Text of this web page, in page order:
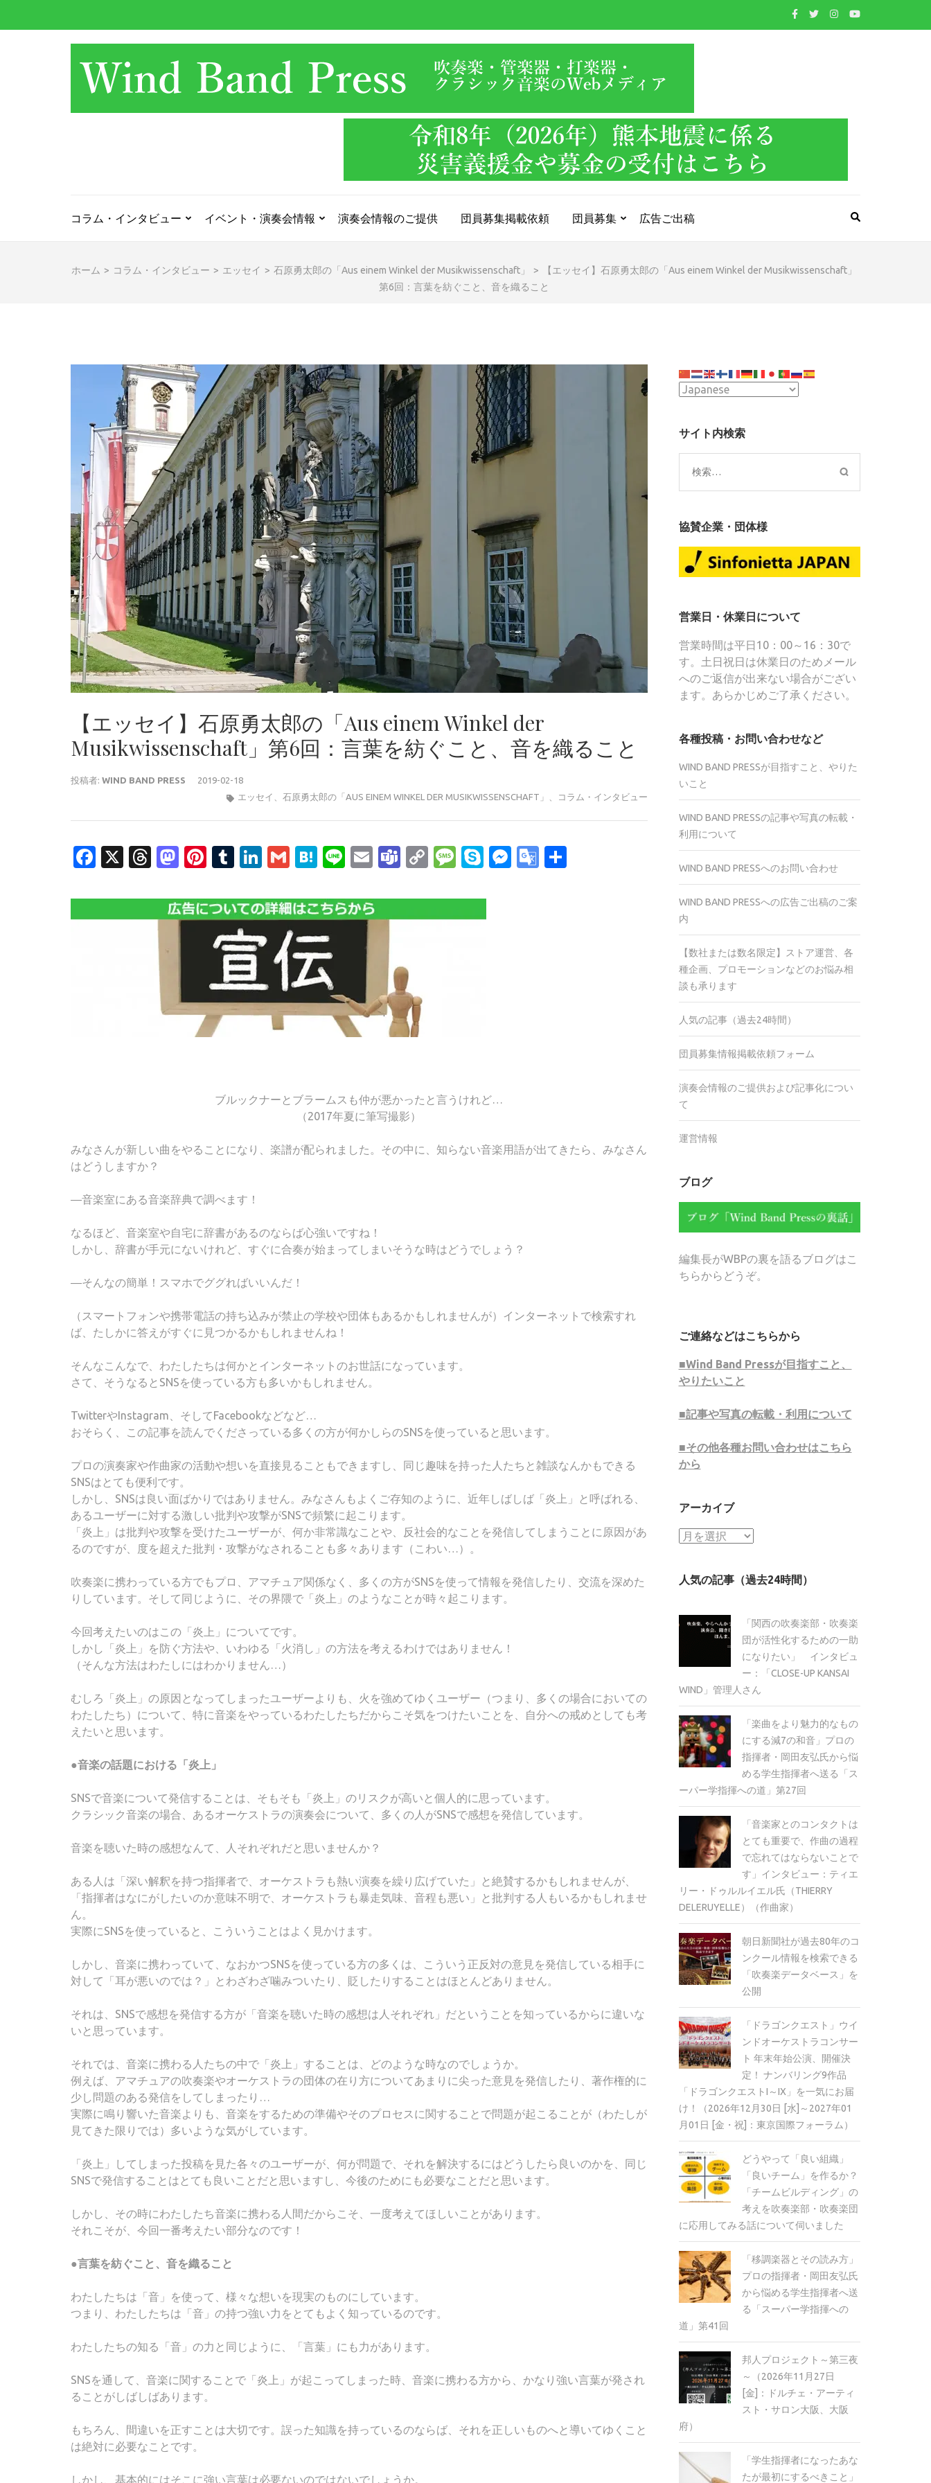
PRESS
コラム・インタビュー イベント・演奏会情報 演奏会情報のご提供 団員募集掲載依頼 団員募集 広告ご出稿
ホーム > コラム・インタビュー > エッセイ > 石原勇太郎の「Aus einem Winkel der Musikwissenschaft」 >
【エッセイ】石原勇太郎の「Aus einem Winkel der Musikwissenschaft」
第6回：言葉を紡ぐこと、音を織ること
【エッセイ】石原勇太郎の「Aus einem Winkel der
Musikwissenschaft」第6回：言葉を紡ぐこと、音を織ること
投稿者: WIND BAND PRESS
2019-02-18
エッセイ
石原勇太郎の「AUS EINEM WINKEL DER MUSIKWISSENSCHAFT」 コラム・インタビュー
Facebook
X Threads
Mastodon
Pinterest
Tumblr
LinkedIn
GmailHatena
LineEmailTeams
CopyMessage
SkypeMessenger
Google
ブルックナーとブラームスも仲が悪かったと言うけれど…
（2017年夏に筆写撮影）
みなさんが新しい曲をやることになり、楽譜が配られました。その中に、知らない音楽用語が出てきたら、みなさん
はどうしますか？
―音楽室にある音楽辞典で調べます！
なるほど、音楽室や自宅に辞書があるのならば心強いですね！
しかし、辞書が手元にないけれど、すぐに合奏が始まってしまいそうな時はどうでしょう？
―そんなの簡単！スマホでググればいいんだ！
（スマートフォンや携帯電話の持ち込みが禁止の学校や団体もあるかもしれませんが）インターネットで検索すれ
ば、たしかに答えがすぐに見つかるかもしれませんね！
そんなこんなで、わたしたちは何かとインターネットのお世話になっています。
さて、そうなるとSNSを使っている方も多いかもしれません。
TwitterやInstagram、そしてFacebookなどなど…
おそらく、この記事を読んでくださっている多くの方が何かしらのSNSを使っていると思います。
プロの演奏家や作曲家の活動や想いを直接見ることもできますし、同じ趣味を持った人たちと雑談なんかもできる
SNSはとても便利です。
しかし、SNSは良い面ばかりではありません。みなさんもよくご存知のように、近年しばしば「炎上」と呼ばれる、
あるユーザーに対する激しい批判や攻撃がSNSで頻繁に起こります。
「炎上」は批判や攻撃を受けたユーザーが、何か非常識なことや、反社会的なことを発信してしまうことに原因があ
るのですが、度を超えた批判・攻撃がなされることも多々あります（こわい…）。
吹奏楽に携わっている方でもプロ、アマチュア関係なく、多くの方がSNSを使って情報を発信したり、交流を深めた
りしています。そして同じように、その界隈で「炎上」のようなことが時々起こります。
今回考えたいのはこの「炎上」についてです。
しかし「炎上」を防ぐ方法や、いわゆる「火消し」の方法を考えるわけではありません！
（そんな方法はわたしにはわかりません…）
むしろ「炎上」の原因となってしまったユーザーよりも、火を強めてゆくユーザー（つまり、多くの場合においての
わたしたち）について、特に音楽をやっているわたしたちだからこそ気をつけたいことを、自分への戒めとしても考
えたいと思います。
●音楽の話題における「炎上」
SNSで音楽について発信することは、そもそも「炎上」のリスクが高いと個人的に思っています。
クラシック音楽の場合、あるオーケストラの演奏会について、多くの人がSNSで感想を発信しています。
音楽を聴いた時の感想なんて、人それぞれだと思いませんか？
ある人は「深い解釈を持つ指揮者で、オーケストラも熱い演奏を繰り広げていた」と絶賛するかもしれませんが、
「指揮者はなにがしたいのか意味不明で、オーケストラも暴走気味、音程も悪い」と批判する人もいるかもしれませ
ん。
実際にSNSを使っていると、こういうことはよく見かけます。
しかし、音楽に携わっていて、なおかつSNSを使っている方の多くは、こういう正反対の意見を発信している相手に
対して「耳が悪いのでは？」とわざわざ噛みついたり、貶したりすることはほとんどありません。
それは、SNSで感想を発信する方が「音楽を聴いた時の感想は人それぞれ」だということを知っているからに違いな
いと思っています。
それでは、音楽に携わる人たちの中で「炎上」することは、どのような時なのでしょうか。
例えば、アマチュアの吹奏楽やオーケストラの団体の在り方についてあまりに尖った意見を発信したり、著作権的に
少し問題のある発信をしてしまったり…
実際に鳴り響いた音楽よりも、音楽をするための準備やそのプロセスに関することで問題が起こることが（わたしが
見てきた限りでは）多いような気がしています。
「炎上」してしまった投稿を見た各々のユーザーが、何が問題で、それを解決するにはどうしたら良いのかを、同じ
SNSで発信することはとても良いことだと思いますし、今後のためにも必要なことだと思います。
しかし、その時にわたしたち音楽に携わる人間だからこそ、一度考えてほしいことがあります。
それこそが、今回一番考えたい部分なのです！
●言葉を紡ぐこと、音を織ること
わたしたちは「音」を使って、様々な想いを現実のものにしています。
つまり、わたしたちは「音」の持つ強い力をとてもよく知っているのです。
わたしたちの知る「音」の力と同じように、「言葉」にも力があります。
SNSを通して、音楽に関することで「炎上」が起こってしまった時、音楽に携わる方から、かなり強い言葉が発され
ることがしばしばあります。
もちろん、間違いを正すことは大切です。誤った知識を持っているのならば、それを正しいものへと導いてゆくこと
は絶対に必要なことです。
しかし、基本的にはそこに強い言葉は必要ないのではないでしょうか。
サイト内検索
検
索:
協賛企業・団体様
営業日・休業日について
営業時間は平日10：00～16：30で
す。土日祝日は休業日のためメール
へのご返信が出来ない場合がござい
ます。あらかじめご了承ください。
各種投稿・お問い合わせなど
WIND BAND PRESSが目指すこと、やりた
いこと
WIND BAND PRESSの記事や写真の転載・
利用について
WIND BAND PRESSへのお問い合わせ
WIND BAND PRESSへの広告ご出稿のご案
内
【数社または数名限定】ストア運営、各
種企画、プロモーションなどのお悩み相
談も承ります
人気の記事（過去24時間）
団員募集情報掲載依頼フォーム
演奏会情報のご提供および記事化につい
て
運営情報
ブログ
編集長がWBPの裏を語るブログはこ
ちらからどうぞ。
ご連絡などはこちらから
■Wind Band Pressが目指すこと、
やりたいこと
■記事や写真の転載・利用について
■その他各種お問い合わせはこちら
から
アーカイブ
ア
イ
人気の記事（過去24時間）
「関西の吹奏楽部・吹奏楽
団が活性化するための一助
になりたい」 インタビュ
ー：「CLOSE-UP KANSAI
WIND」管理人さん
「楽曲をより魅力的なもの
にする減7の和音」プロの
指揮者・岡田友弘氏から悩
める学生指揮者へ送る「ス
ーパー学指揮への道」第27回
「音楽家とのコンタクトは
とても重要で、作曲の過程
で忘れてはならないことで
す」インタビュー：ティエ
リー・ドゥルルイエル氏（THIERRY
DELERUYELLE）（作曲家）
朝日新聞社が過去80年のコ
ンクール情報を検索できる
「吹奏楽データベース」を
公開
「ドラゴンクエスト」ウイ
ンドオーケストラコンサー
ト 年末年始公演、開催決
定！ ナンバリング9作品
「ドラゴンクエストI～IX」を一気にお届
け！（2026年12月30日 [水]～2027年01
月01日 [金・祝]：東京国際フォーラム）
どうやって「良い組織」
「良いチーム」を作るか？
「チームビルディング」の
考えを吹奏楽部・吹奏楽団
に応用してみる話について伺いました
「移調楽器とその読み方」
プロの指揮者・岡田友弘氏
から悩める学生指揮者へ送
る「スーパー学指揮への
道」第41回
邦人プロジェクト～第三夜
～（2026年11月27日
[金]：ドルチェ・アーティ
スト・サロン大阪、大阪
府）
「学生指揮者になったあな
たが最初にするべきこと」